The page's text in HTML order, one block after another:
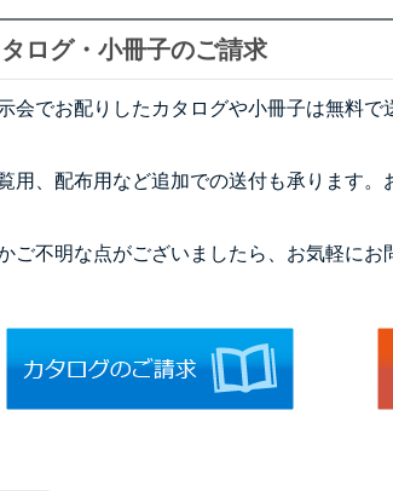
ログ・小冊子のご請求
会でお配りしたカタログや小冊子は無料で
用、配布用など追加での送付も承ります
ご不明な点がございましたら、お気軽にお